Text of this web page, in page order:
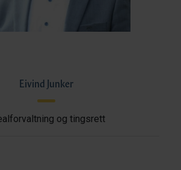
Eivind Junker
og tingsrett